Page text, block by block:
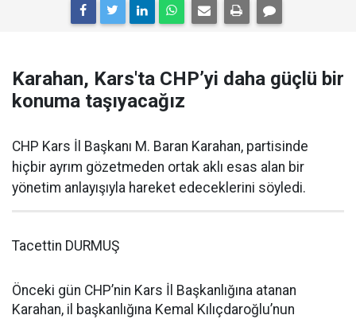
Karahan, Kars'ta CHP’yi daha güçlü bir
konuma taşıyacağız
CHP Kars İl Başkanı M. Baran Karahan, partisinde
hiçbir ayrım gözetmeden ortak aklı esas alan bir
yönetim anlayışıyla hareket edeceklerini söyledi.
Tacettin DURMUŞ
Önceki gün CHP’nin Kars İl Başkanlığına atanan
Karahan, il başkanlığına Kemal Kılıçdaroğlu’nun